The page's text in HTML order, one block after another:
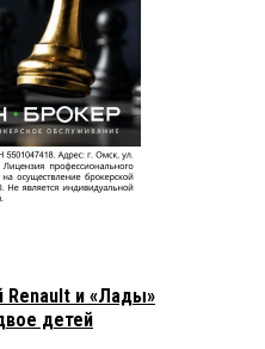
Renault и «Лады»
детей